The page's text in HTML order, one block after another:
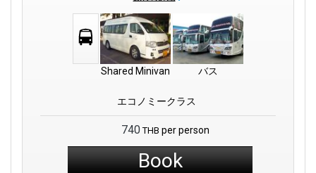
Shared Minivan バス
エコノミークラス
740 THB per person
Book